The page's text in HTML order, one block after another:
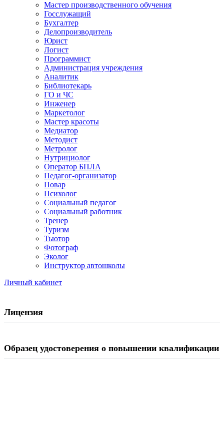
Мастер производственного обучения
Госслужащий
Бухгалтер
Делопроизводитель
Юрист
Логист
Программист
Администрация учреждения
Аналитик
Библиотекарь
ГО и ЧС
Инженер
Маркетолог
Мастер красоты
Медиатор
Методист
Метролог
Нутрициолог
Оператор БПЛА
Педагог-организатор
Повар
Психолог
Социальный педагог
Социальный работник
Тренер
Туризм
Тьютор
Фотограф
Эколог
Инструктор автошколы
Личный кабинет
Лицензия
Образец удостоверения о повышении квалификации